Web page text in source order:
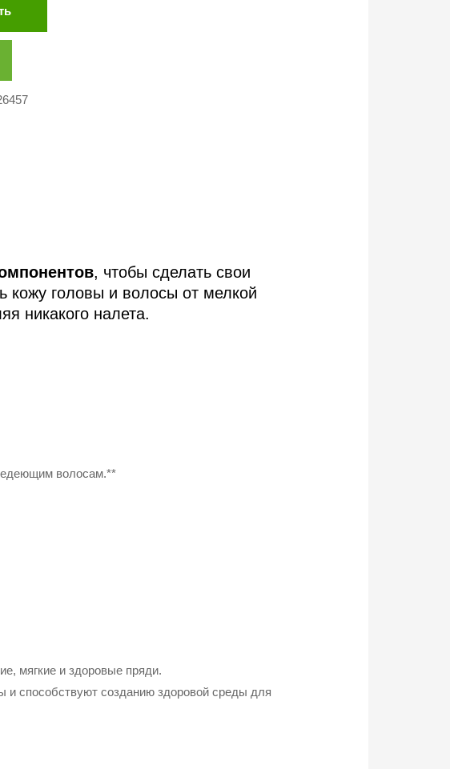
, чтобы сделать свои
кожу головы и волосы от мелкой
никакого налета.
волосам.**
мягкие и здоровые пряди.
и способствуют созданию здоровой среды для